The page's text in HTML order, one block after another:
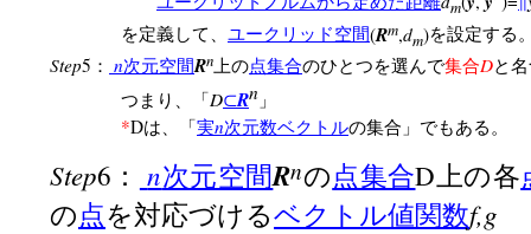
m
を定義して、 ユークリッド空間(Rm,dm)を設定する
Step5 ： n次元空間Rn 上の点集合のひとつを選んで集合Dと
つまり、「D⊂Rn 」
*Dは、「実n次元数ベクトルの集合」でもある。
Step6 ： n次元空間Rnの点集合D上の各
の点を対応づけるベクトル値関数f,g